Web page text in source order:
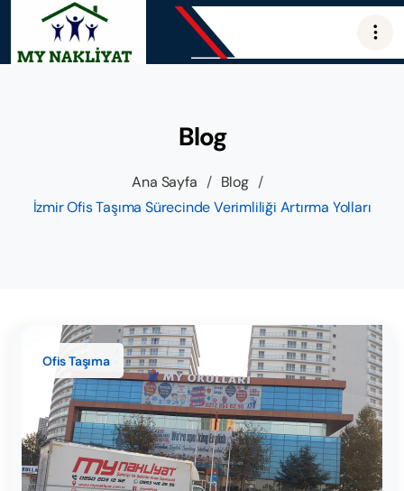
Blog
Ana Sayfa / Blog /
İzmir Ofis Taşıma Sürecinde Verimliliği Artırma Yolları
Ofis Taşıma